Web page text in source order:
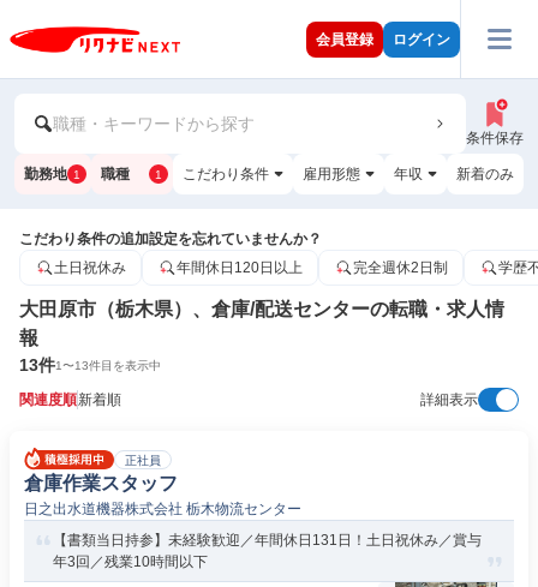
会員登録 ログイン
職種・キーワードから探す
条件保存
勤務地 1 職種 1 こだわり条件 雇用形態 年収 新着のみ
こだわり条件の追加設定を忘れていませんか？
土日祝休み
年間休日120日以上 完全週休2日制 学歴
大田原市（栃木県）、倉庫/配送センターの転職・求人情
報
13件1〜13件目を表示中
関連度順新着順 詳細表示
正社員
倉庫作業スタッフ
日之出水道機器株式会社 栃木物流センター
【書類当日持参】未経験歓迎／年間休日131日！土日祝休み／賞与
年3回／残業10時間以下